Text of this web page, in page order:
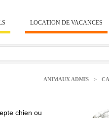
LOCATION DE VACANCES
ANIMAUX ADMIS >
chien ou